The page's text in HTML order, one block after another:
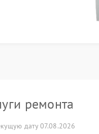
ремонта
дату 07.08.2026